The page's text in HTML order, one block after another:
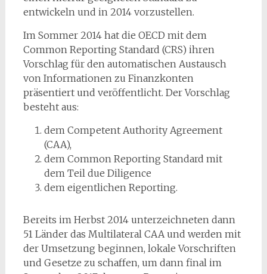
entwickeln und in 2014 vorzustellen.
Im Sommer 2014 hat die OECD mit dem
Common Reporting Standard (CRS) ihren
Vorschlag für den automatischen Austausch
von Informationen zu Finanzkonten
präsentiert und veröffentlicht. Der Vorschlag
besteht aus:
dem Competent Authority Agreement
(CAA),
dem Common Reporting Standard mit
dem Teil due Diligence
dem eigentlichen Reporting.
Bereits im Herbst 2014 unterzeichneten dann
51 Länder das Multilateral CAA und werden mit
der Umsetzung beginnen, lokale Vorschriften
und Gesetze zu schaffen, um dann final im